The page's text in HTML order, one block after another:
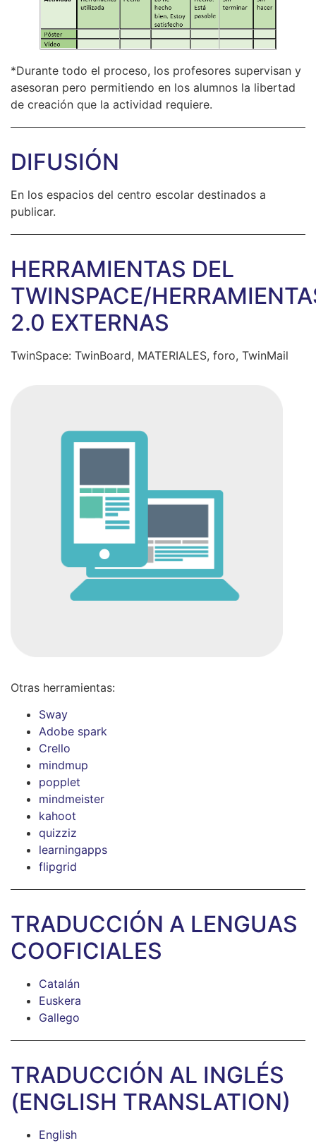
*Durante todo el proceso, los profesores supervisan y
asesoran pero permitiendo en los alumnos la libertad
de creación que la actividad requiere.
DIFUSIÓN
En los espacios del centro escolar destinados a
publicar.
HERRAMIENTAS DEL
TWINSPACE/
2.0 EXTERNAS
TwinSpace: TwinBoard, MATERIALES, foro, TwinMail
Otras herramientas:
Sway
Adobe spark
Crello
mindmup
popplet
mindmeister
kahoot
quizziz
learningapps
flipgrid
TRADUCCIÓN A LENGUAS
COOFICIALES
Catalán
Euskera
Gallego
TRADUCCIÓN AL INGLÉS
(ENGLISH TRANSLATION)
English